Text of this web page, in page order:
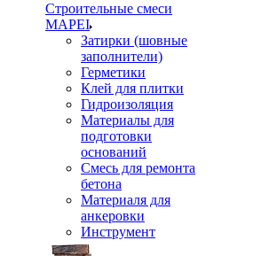
Строительные смеси
MAPEI
Затирки (шовные
заполнители)
Герметики
Клей для плитки
Гидроизоляция
Материалы для
подготовки
оснований
Смесь для ремонта
бетона
Материаля для
анкеровки
Инструмент